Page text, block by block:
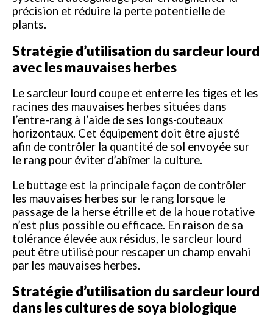
précision et réduire la perte potentielle de
plants.
Stratégie d’utilisation du sarcleur lourd
avec les mauvaises herbes
Le sarcleur lourd coupe et enterre les tiges et les
racines des mauvaises herbes situées dans
l’entre-rang à l’aide de ses longscouteaux
horizontaux. Cet équipement doit être ajusté
afin de contrôler la quantité de sol envoyée sur
le rang pour éviter d’abîmer la culture.
Le buttage est la principale façon de contrôler
les mauvaises herbes sur le rang lorsque le
passage de la herse étrille et de la houe rotative
n’est plus possible ou efficace. En raison de sa
tolérance élevée aux résidus, le sarcleur lourd
peut être utilisé pour rescaper un champ envahi
par les mauvaises herbes.
Stratégie d’utilisation du sarcleur lourd
dans les cultures de soya biologique